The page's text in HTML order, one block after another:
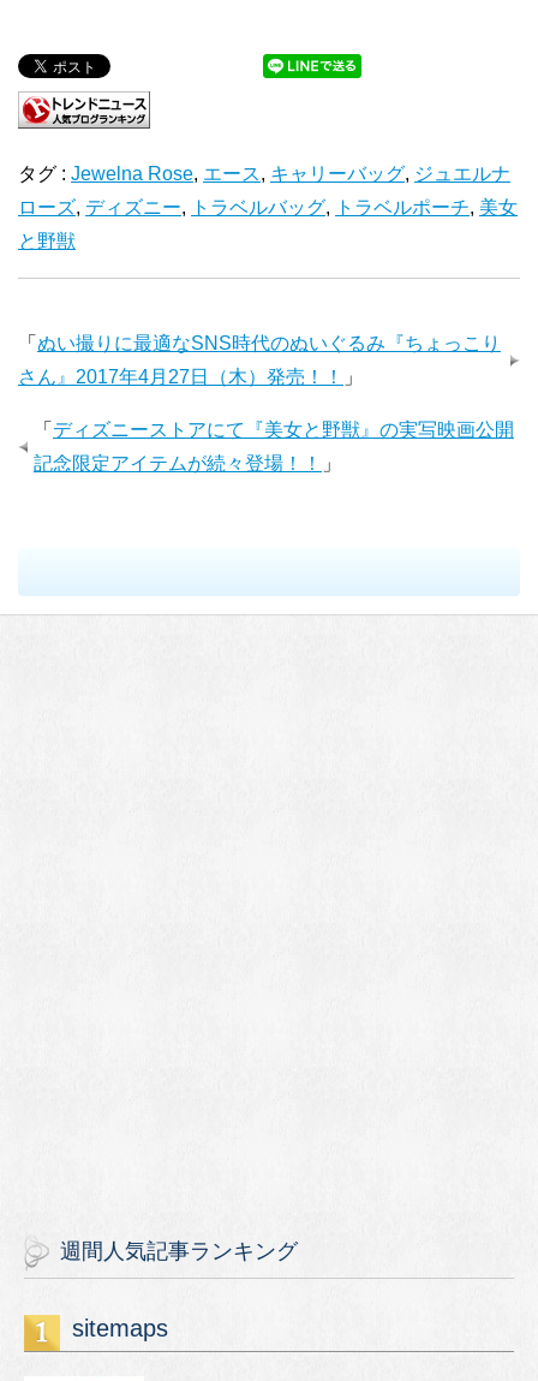
タグ : Jewelna Rose, エース, キャリーバッグ, ジュエルナ
ローズ, ディズニー, トラベルバッグ, トラベルポーチ, 美女
と野獣
「 ぬい撮りに最適なSNS時代のぬいぐるみ『ちょっこり
さん』2017年4月27日（木）発売！！
」
「 ディズニーストアにて『美女と野獣』の実写映画公開
記念限定アイテムが続々登場！！
」
週間人気記事ランキング
sitemaps